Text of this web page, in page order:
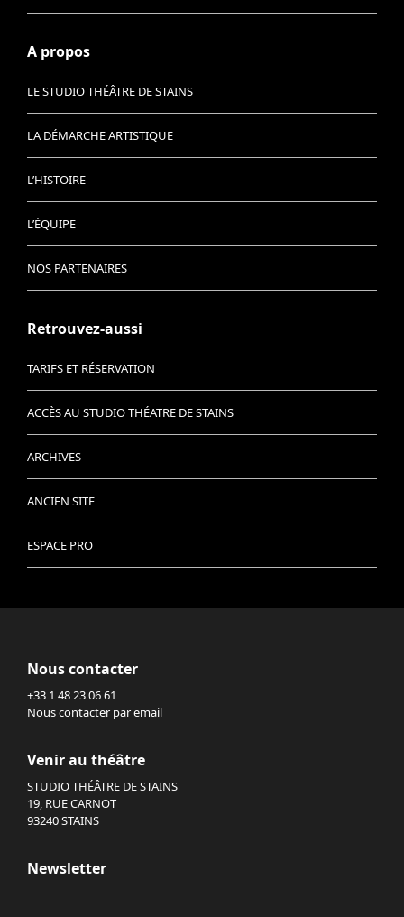
A propos
LE STUDIO THÉÂTRE DE STAINS
LA DÉMARCHE ARTISTIQUE
L’HISTOIRE
L’ÉQUIPE
NOS PARTENAIRES
Retrouvez-aussi
TARIFS ET RÉSERVATION
ACCÈS AU STUDIO THÉATRE DE STAINS
ARCHIVES
ANCIEN SITE
ESPACE PRO
Nous contacter
+33 1 48 23 06 61
Nous contacter par email
Venir au théâtre
STUDIO THÉÂTRE DE STAINS
19, RUE CARNOT
93240 STAINS
Newsletter